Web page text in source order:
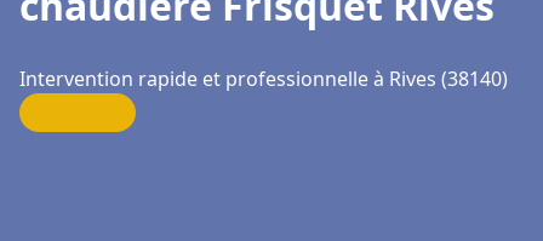
Intervention rapide et professionnelle à Rives (38140)